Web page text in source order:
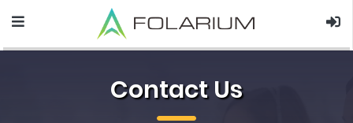
Contact Us